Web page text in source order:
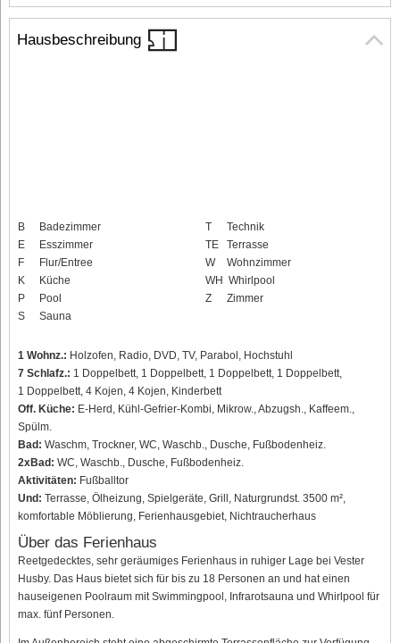
Hausbeschreibung
B
Badezimmer
E
Esszimmer
F
Flur/Entree
K
Küche
P
Pool
S
Sauna
T
Technik
TE
Terrasse
W
Wohnzimmer
WH Whirlpool
Z
Zimmer
1 Wohnz.: Holzofen, Radio, DVD, TV, Parabol, Hochstuhl
7 Schlafz.: 1 Doppelbett, 1 Doppelbett, 1 Doppelbett, 1 Doppelbett,
1 Doppelbett, 4 Kojen, 4 Kojen, Kinderbett
Off. Küche: E-Herd, Kühl-Gefrier-Kombi, Mikrow., Abzugsh., Kaffeem.,
Spülm.
Bad: Waschm, Trockner, WC, Waschb., Dusche, Fußbodenheiz.
2xBad: WC, Waschb., Dusche, Fußbodenheiz.
Aktivitäten: Fußballtor
Und: Terrasse, Ölheizung, Spielgeräte, Grill, Naturgrundst. 3500 m²,
komfortable Möblierung, Ferienhausgebiet, Nichtraucherhaus
Über das Ferienhaus
Reetgedecktes, sehr geräumiges Ferienhaus in ruhiger Lage bei Vester
Husby. Das Haus bietet sich für bis zu 18 Personen an und hat einen
hauseigenen Poolraum mit Swimmingpool, Infrarotsauna und Whirlpool für
max. fünf Personen.